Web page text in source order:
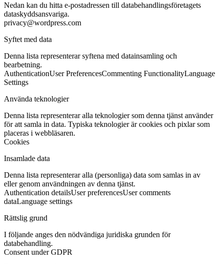
Nedan kan du hitta e-postadressen till databehandlingsföretagets
dataskyddsansvariga.
privacy@wordpress.com
Syftet med data
Denna lista representerar syftena med datainsamling och
bearbetning.
AuthenticationUser PreferencesCommenting FunctionalityLanguage
Settings
Använda teknologier
Denna lista representerar alla teknologier som denna tjänst använder
för att samla in data. Typiska teknologier är cookies och pixlar som
placeras i webbläsaren.
Cookies
Insamlade data
Denna lista representerar alla (personliga) data som samlas in av
eller genom användningen av denna tjänst.
Authentication detailsUser preferencesUser comments
dataLanguage settings
Rättslig grund
I följande anges den nödvändiga juridiska grunden för
databehandling.
Consent under GDPR